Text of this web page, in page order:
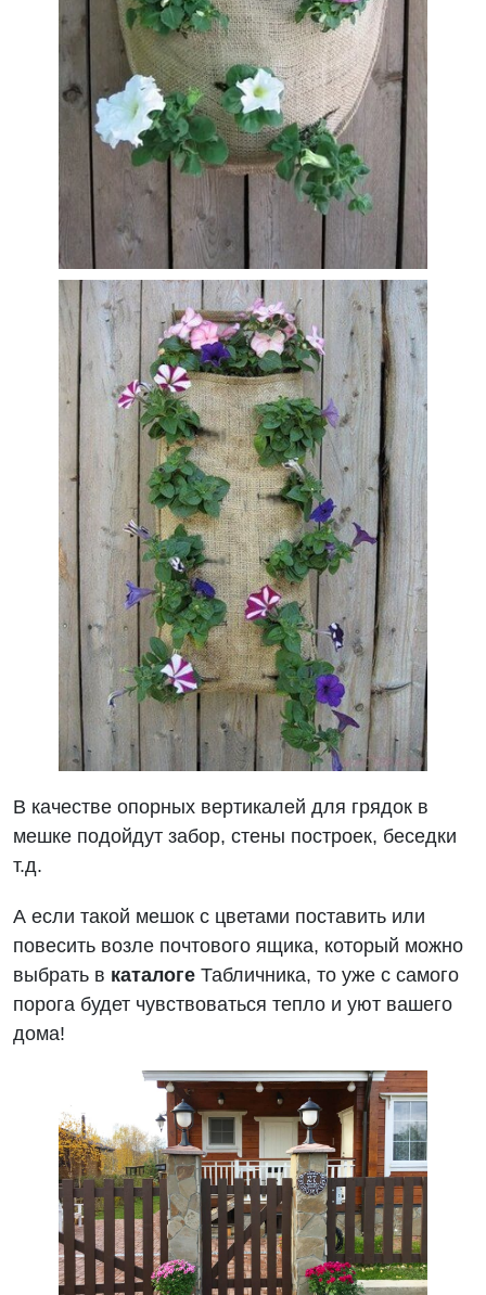
В качестве опорных вертикалей для грядок в
мешке подойдут забор, стены построек, беседки
т.д.
А если такой мешок с цветами поставить или
повесить возле почтового ящика, который можно
выбрать в каталоге Табличника, то уже с самого
порога будет чувствоваться тепло и уют вашего
дома!